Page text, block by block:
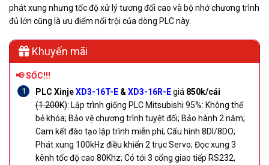
phát xung nhưng tốc độ xử lý tương đối cao và bộ nhớ chương trình
đủ lớn cũng là ưu điểm nổi trội của dòng PLC này.
Khuyến mãi
📢 SỐC!!!
PLC XinjeXD3-16T-E &XD3-16R-Egiá 850k/cái
(1.200K): Lập trình giống PLC Mitsubishi 95%: Không thể
bẻ khóa; Bảo vệ chương trình tuyệt đối; Bảo hành 2 năm;
Cam kết đào tạo lập trình miễn phí; Cấu hình 8DI/8DO;
Phát xung 100kHz điều khiển 2 trục Servo; Đọc xung 3
kênh tốc độ cao 80Khz; Có tới 3 cổng giao tiếp RS232,